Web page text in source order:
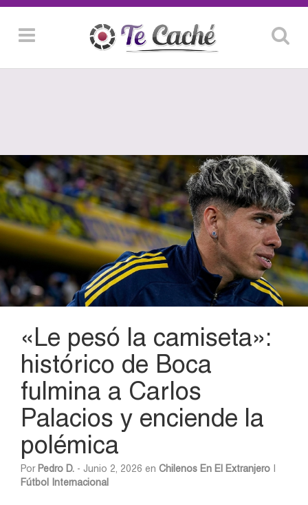
«Le pesó la camiseta»:
histórico de Boca
fulmina a Carlos
Palacios y enciende la
polémica
Por Pedro D. - Junio 2, 2026 en Chilenos En El Extranjero
Fútbol Internacional